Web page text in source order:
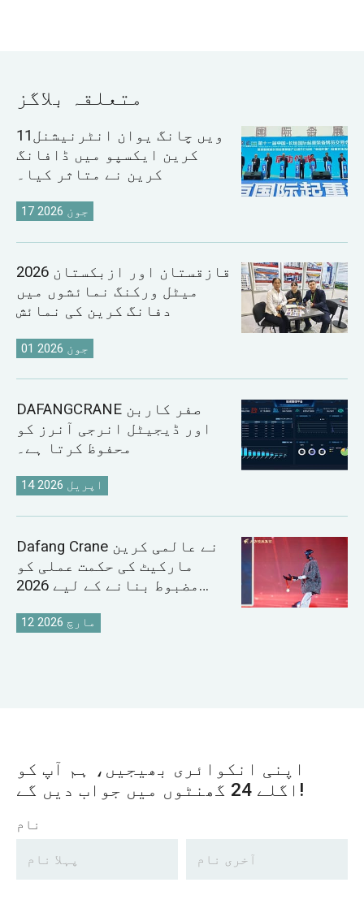
متعلقہ بلاگز
11ویں چانگ یوان انٹرنیشنل
کرین ایکسپو میں ڈافانگ
کرین نے متاثر کیا۔
17 جون 2026
2026 قازقستان اور ازبکستان
میٹل ورکنگ نمائشوں میں
دفانگ کرین کی نمائش
01 جون 2026
DAFANGCRANE صفر کاربن
اور ڈیجیٹل انرجی آنرز کو
محفوظ کرتا ہے۔
14 اپریل 2026
Dafang Crane نے عالمی کرین
مارکیٹ کی حکمت عملی کو
مضبوط بنانے کے لیے 2026
12 مارچ 2026
اپنی انکوائری بھیجیں، ہم آپ کو
اگلے 24 گھنٹوں میں جواب دیں گے!
نام